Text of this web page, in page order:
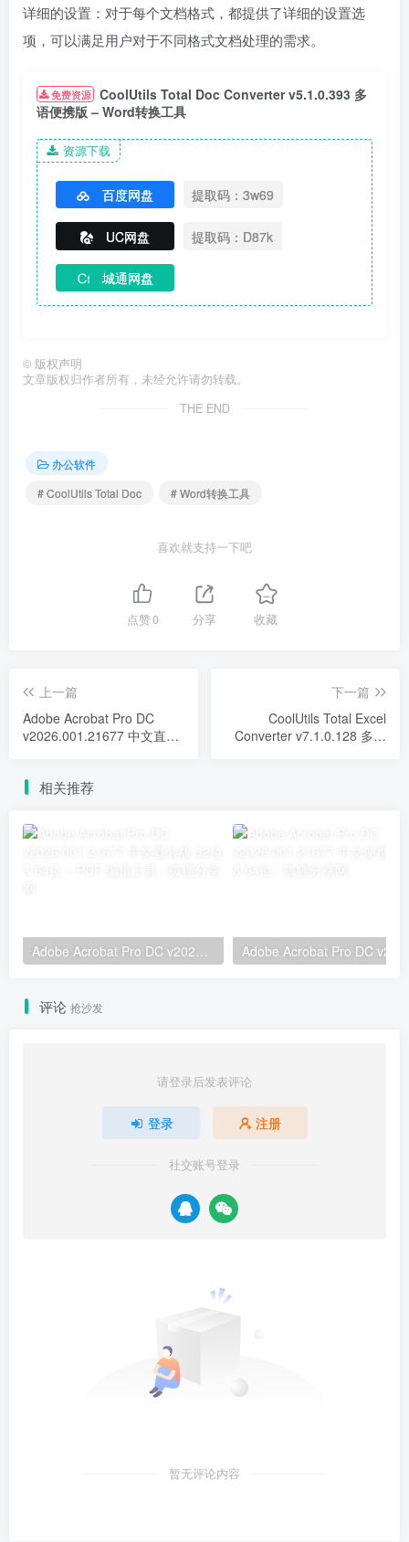
详细的设置：对于每个文档格式，都提供了详细的设置选
项，可以满足用户对于不同格式文档处理的需求。
免费资源 CoolUtils Total Doc Converter v5.1.0.393 多
语便携版 – Word转换工具
资源下载
百度网盘 提取码：3w69
UC网盘 提取码：D87k
城通网盘
© 版权声明
文章版权归作者所有，未经允许请勿转载。
THE END
办公软件
# CoolUtils Total Doc
# Word转换工具
喜欢就支持一下吧
点赞0 分享 收藏
上一篇
Adobe Acrobat Pro DC
v2026.001.21677 中文直装
下一篇
CoolUtils Total Excel
Converter v7.1.0.128 多语
相关推荐
Adobe Acrobat Pro DC v2026.001.21677 中文直装版 32位 & 64位 – PDF 编辑工具
评论 抢沙发
请登录后发表评论
登录 注册
社交账号登录
暂无评论内容